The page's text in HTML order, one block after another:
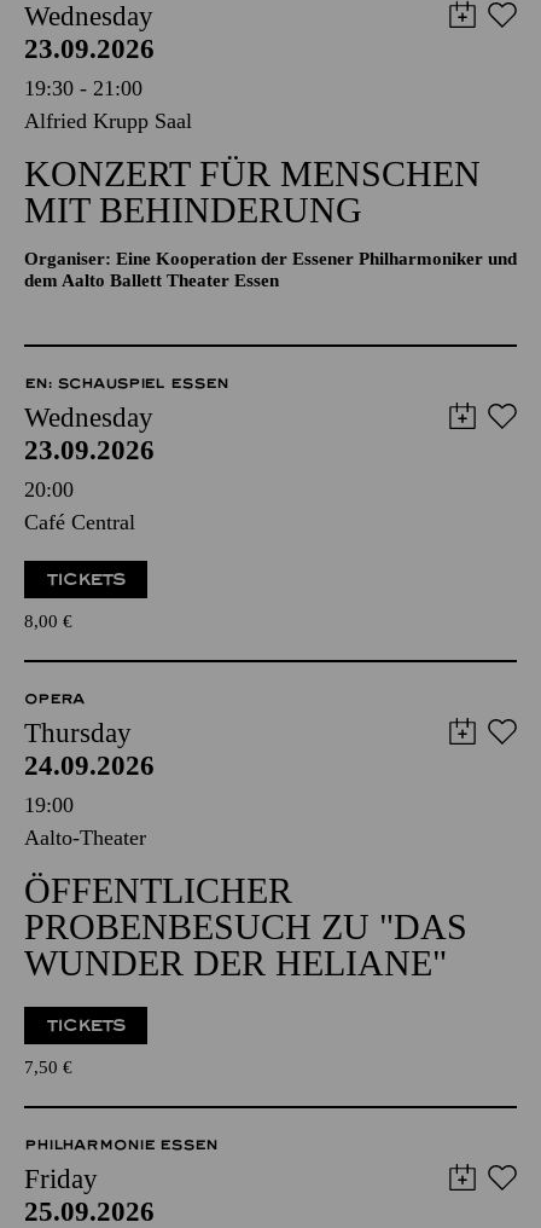
Wednesday
23.09.2026
19:30 - 21:00
Alfried Krupp Saal
KONZERT FÜR MENSCHEN
MIT BEHINDERUNG
Organiser: Eine Kooperation der Essener Philharmoniker und
dem Aalto Ballett Theater Essen
EN: SCHAUSPIEL ESSEN
Wednesday
23.09.2026
20:00
Café Central
TICKETS
8,00 €
OPERA
Thursday
24.09.2026
19:00
Aalto-Theater
ÖFFENTLICHER
PROBENBESUCH ZU "DAS
WUNDER DER HELIANE"
TICKETS
7,50 €
PHILHARMONIE ESSEN
Friday
25.09.2026